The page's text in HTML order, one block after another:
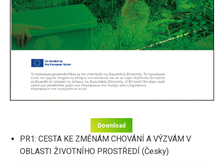
Download
PR1: CESTA KE ZMĚNÁM CHOVÁNÍ A VÝZVÁM V
OBLASTI ŽIVOTNÍHO PROSTŘEDÍ (Česky)